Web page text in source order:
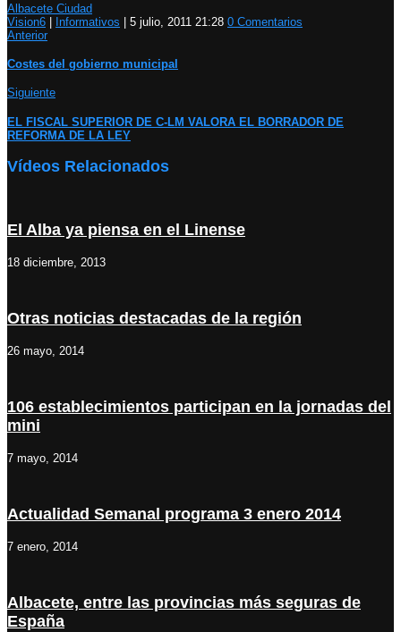
Albacete Ciudad
Vision6
Informativos 5 julio, 2011 21:28 0 Comentarios
Anterior
Costes del gobierno municipal
Siguiente
EL FISCAL SUPERIOR DE C-LM VALORA EL BORRADOR DE
REFORMA DE LA LEY
Vídeos Relacionados
El Alba ya piensa en el Linense
18 diciembre, 2013
Otras noticias destacadas de la región
26 mayo, 2014
106 establecimientos participan en la jornadas del
mini
7 mayo, 2014
Actualidad Semanal programa 3 enero 2014
7 enero, 2014
Albacete, entre las provincias más seguras de
España